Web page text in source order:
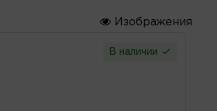
Изображения
В наличии